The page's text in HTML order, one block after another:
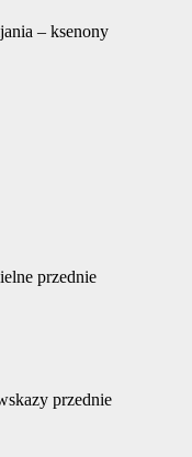
– ksenony
przednie
przednie